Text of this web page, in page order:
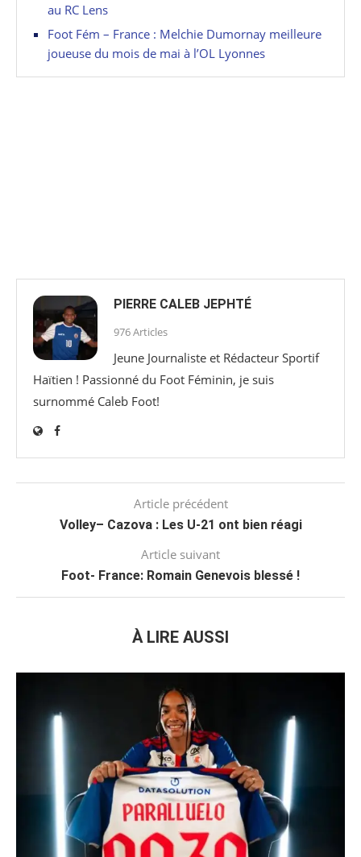
au RC Lens
Foot Fém – France : Melchie Dumornay meilleure
joueuse du mois de mai à l’OL Lyonnes
PIERRE CALEB JEPHTÉ
976 Articles
Jeune Journaliste et Rédacteur Sportif
Haïtien ! Passionné du Foot Féminin, je suis
surnommé Caleb Foot!
Article précédent
Volley– Cazova : Les U-21 ont bien réagi
Article suivant
Foot- France: Romain Genevois blessé !
À LIRE AUSSI